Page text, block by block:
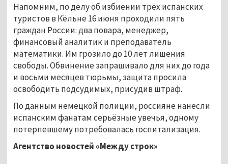
Напомним, по делу об избиении трёх испанских
туристов в Кёльне 16 июня проходили пять
граждан России: два повара, менеджер,
финансовый аналитик и преподаватель
математики. Им грозило до 10 лет лишения
свободы. Обвинение запрашивало для них до года
и восьми месяцев тюрьмы, защита просила
освободить подсудимых, присудив штраф.
По данным немецкой полиции, россияне нанесли
испанским фанатам серьёзные увечья, одному
потерпевшему потребовалась госпитализация.
Агентство новостей «Между строк»